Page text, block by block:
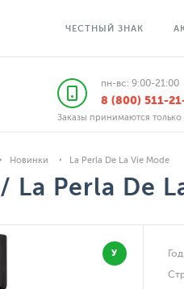
ЧЕСТНЫЙ ЗНАК
пн-вс: 9:00-21:00
8 (800) 511-
Заказы принимаются только
Новинки La Perla De La Vie Mode
/ La Perla De
У